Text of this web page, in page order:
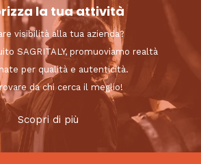
la tua attività
visibilità alla tua azienda?
SAGRITALY, promuoviamo realtà
per qualità e autenticità.
da chi cerca il meglio!
Scopri di più